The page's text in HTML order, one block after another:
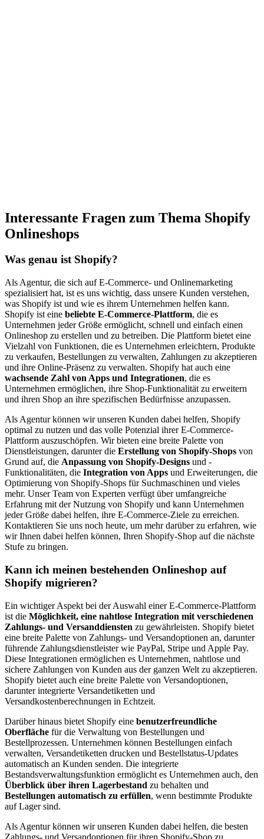
Interessante Fragen zum Thema Shopify
Onlineshops
Was genau ist Shopify?
Als Agentur, die sich auf E-Commerce- und Onlinemarketing
spezialisiert hat, ist es uns wichtig, dass unsere Kunden verstehen,
was Shopify ist und wie es ihrem Unternehmen helfen kann.
Shopify ist eine beliebte E-Commerce-Plattform, die es
Unternehmen jeder Größe ermöglicht, schnell und einfach einen
Onlineshop zu erstellen und zu betreiben. Die Plattform bietet eine
Vielzahl von Funktionen, die es Unternehmen erleichtern, Produkte
zu verkaufen, Bestellungen zu verwalten, Zahlungen zu akzeptieren
und ihre Online-Präsenz zu verwalten. Shopify hat auch eine
wachsende Zahl von Apps und Integrationen, die es
Unternehmen ermöglichen, ihre Shop-Funktionalität zu erweitern
und ihren Shop an ihre spezifischen Bedürfnisse anzupassen.
Als Agentur können wir unseren Kunden dabei helfen, Shopify
optimal zu nutzen und das volle Potenzial ihrer E-Commerce-
Plattform auszuschöpfen. Wir bieten eine breite Palette von
Dienstleistungen, darunter die Erstellung von Shopify-Shops von
Grund auf, die Anpassung von Shopify-Designs und -
Funktionalitäten, die Integration von Apps und Erweiterungen, die
Optimierung von Shopify-Shops für Suchmaschinen und vieles
mehr. Unser Team von Experten verfügt über umfangreiche
Erfahrung mit der Nutzung von Shopify und kann Unternehmen
jeder Größe dabei helfen, ihre E-Commerce-Ziele zu erreichen.
Kontaktieren Sie uns noch heute, um mehr darüber zu erfahren, wie
wir Ihnen dabei helfen können, Ihren Shopify-Shop auf die nächste
Stufe zu bringen.
Kann ich meinen bestehenden Onlineshop auf
Shopify migrieren?
Ein wichtiger Aspekt bei der Auswahl einer E-Commerce-Plattform
ist die Möglichkeit, eine nahtlose Integration mit verschiedenen
Zahlungs- und Versanddiensten zu gewährleisten. Shopify bietet
eine breite Palette von Zahlungs- und Versandoptionen an, darunter
führende Zahlungsdienstleister wie PayPal, Stripe und Apple Pay.
Diese Integrationen ermöglichen es Unternehmen, nahtlose und
sichere Zahlungen von Kunden aus der ganzen Welt zu akzeptieren.
Shopify bietet auch eine breite Palette von Versandoptionen,
darunter integrierte Versandetiketten und
Versandkostenberechnungen in Echtzeit.
Darüber hinaus bietet Shopify eine benutzerfreundliche
Oberfläche für die Verwaltung von Bestellungen und
Bestellprozessen. Unternehmen können Bestellungen einfach
verwalten, Versandetiketten drucken und Bestellstatus-Updates
automatisch an Kunden senden. Die integrierte
Bestandsverwaltungsfunktion ermöglicht es Unternehmen auch, den
Überblick über ihren Lagerbestand zu behalten und
Bestellungen automatisch zu erfüllen, wenn bestimmte Produkte
auf Lager sind.
Als Agentur können wir unseren Kunden dabei helfen, die besten
Zahlungs- und Versandoptionen für ihren Shopify-Shop zu